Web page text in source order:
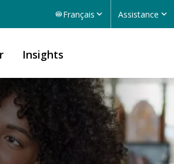
Français Assistance
Insights